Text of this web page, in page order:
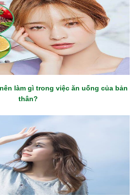
làm gì trong việc ăn uống của bản
thân?